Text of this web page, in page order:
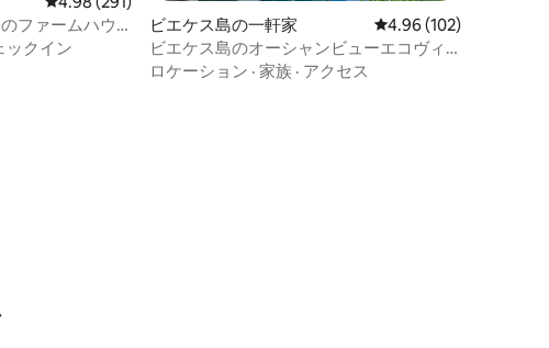
評価
ファームハウ
）
ックイン
ビエケス島の一軒家 レビュー102件、5つ
4.96 (102)
ビエケス島のオーシャンビューエコヴィ
ラ＋プール
ロケーション · 家族 · アクセス